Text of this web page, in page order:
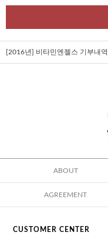
[2016년] 비타민엔젤스 기부내역
ABOUT
AGREEMENT
CUSTOMER CENTER